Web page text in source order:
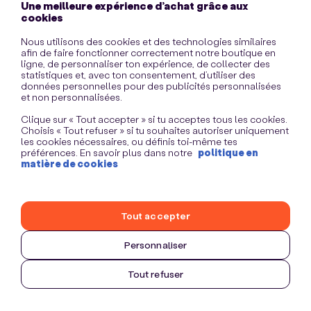
Une meilleure expérience d’achat grâce aux
cookies
Nous utilisons des cookies et des technologies similaires
afin de faire fonctionner correctement notre boutique en
ligne, de personnaliser ton expérience, de collecter des
statistiques et, avec ton consentement, d’utiliser des
données personnelles pour des publicités personnalisées
et non personnalisées.
Clique sur « Tout accepter » si tu acceptes tous les cookies.
Choisis « Tout refuser » si tu souhaites autoriser uniquement
les cookies nécessaires, ou définis toi-même tes
préférences. En savoir plus dans notre politique en
matière de cookies
Personnaliser
Tout refuser
Tout accepter